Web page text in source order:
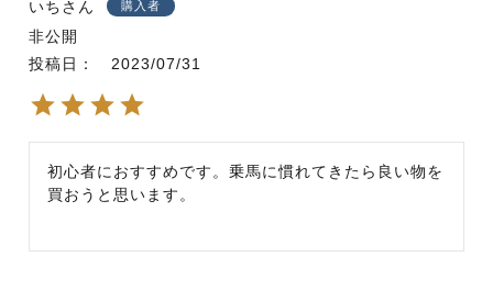
いち 購入者
非公開
投稿日
2023/07/31
初心者におすすめです。乗馬に慣れてきたら良い物を
買おうと思います。